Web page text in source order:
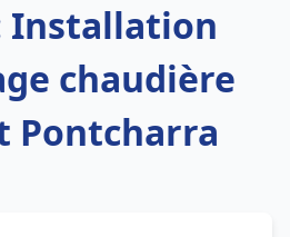
Installation
chaudière
Pontcharra